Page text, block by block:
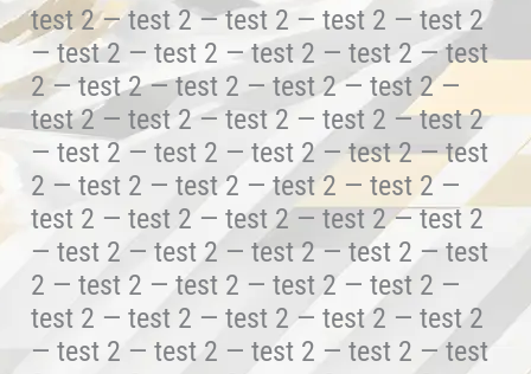
test 2 — test 2 — test 2 — test 2 — test 2
— test 2 — test 2 — test 2 — test 2 — test
2 — test 2 — test 2 — test 2 — test 2 —
test 2 — test 2 — test 2 — test 2 — test 2
— test 2 — test 2 — test 2 — test 2 — test
2 — test 2 — test 2 — test 2 — test 2 —
test 2 — test 2 — test 2 — test 2 — test 2
— test 2 — test 2 — test 2 — test 2 — test
2 — test 2 — test 2 — test 2 — test 2 —
test 2 — test 2 — test 2 — test 2 — test 2
— test 2 — test 2 — test 2 — test 2 — test